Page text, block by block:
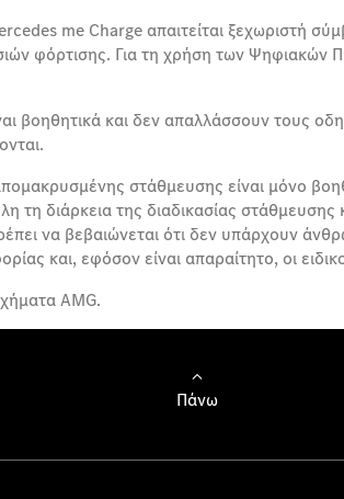
me Charge απαιτείται ξεχωριστή
φόρτισης. Για τη χρήση των Ψηφιακών
βοηθητικά και δεν απαλλάσσουν τους
στάθμευσης είναι μόνο
διάρκεια της διαδικασίας στάθμευσης
να βεβαιώνεται ότι δεν υπάρχουν
και, εφόσον είναι απαραίτητο, οι
AMG.
Πάνω